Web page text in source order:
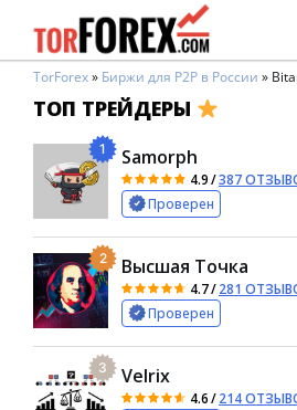
TorForex» Биржи для P2P в России »
ТОП ТРЕЙДЕРЫ
1 Samorph
4.9/387
Проверен
2 Высшая Точка
4.7/281
Проверен
3 Velrix
4.6/214